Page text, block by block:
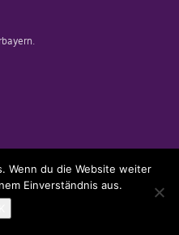
Wenn du die Website weiter
Einverständnis aus.